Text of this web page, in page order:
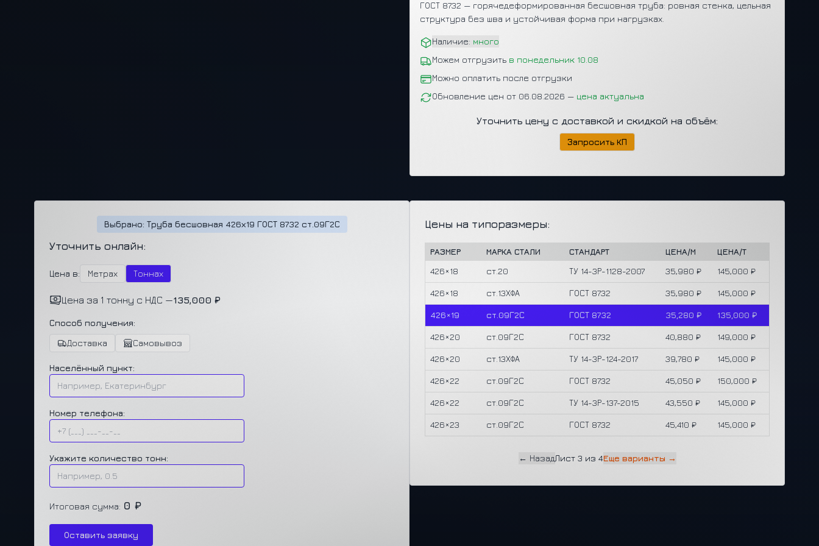
ГОСТ 8732 — горячедеформированная бесшовная труба: ровная стенка, цельная
структура без шва и устойчивая форма при нагрузках.
Наличие: много
Можем отгрузить в понедельник 10.08
Можно оплатить после отгрузки
Обновление цен от 06.08.2026 — цена актуальна
Уточнить цену с доставкой и скидкой на объём:
Запросить КП
Цены на типоразмеры:
РАЗМЕР МАРКА СТАЛИ СТАНДАРТ ЦЕНА/М
ЦЕНА/Т
426×18
ст.20 ТУ 14-3Р-1128-2007 35,980 ₽ 145,000 ₽
426×18 ст.13ХФА ГОСТ 8732 35,980 ₽ 145,000 ₽
426×19 ст.09Г2С ГОСТ 8732 35,280 ₽ 135,000 ₽
426×20 ст.09Г2С ГОСТ 8732 40,880 ₽ 149,000 ₽
426×20 ст.13ХФА ТУ 14-3Р-124-2017 39,780 ₽ 145,000 ₽
426×22 ст.09Г2С ГОСТ 8732 45,050 ₽ 150,000 ₽
426×22 ст.09Г2С ТУ 14-3Р-137-2015 43,550 ₽ 145,000 ₽
426×23 ст.09Г2С ГОСТ 8732 45,410 ₽ 145,000 ₽
← НазадЛист 3 из 4Еще варианты →
Выбрано: Труба бесшовная 426х19 ГОСТ 8732 ст.09Г2С
Уточнить онлайн:
Цена в: Метрах Тоннах
Цена за 1 тонну с НДС —135,000 ₽
Способ получения:
Доставка
Самовывоз
Населённый пункт:
Номер телефона:
Укажите количество тонн:
Итоговая сумма: 0 ₽
Оставить заявку